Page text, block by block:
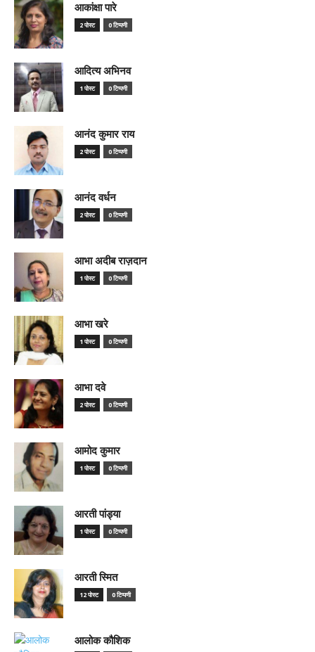
आकांक्षा पारे
2 पोस्ट 0 टिप्पणी
आदित्य अभिनव
1 पोस्ट 0 टिप्पणी
आनंद कुमार राय
2 पोस्ट 0 टिप्पणी
आनंद वर्धन
2 पोस्ट 0 टिप्पणी
आभा अदीब राज़दान
1 पोस्ट 0 टिप्पणी
आभा खरे
1 पोस्ट 0 टिप्पणी
आभा दवे
2 पोस्ट 0 टिप्पणी
आमोद कुमार
1 पोस्ट 0 टिप्पणी
आरती पांड्या
1 पोस्ट 0 टिप्पणी
आरती स्मित
12 पोस्ट 0 टिप्पणी
आलोक कौशिक